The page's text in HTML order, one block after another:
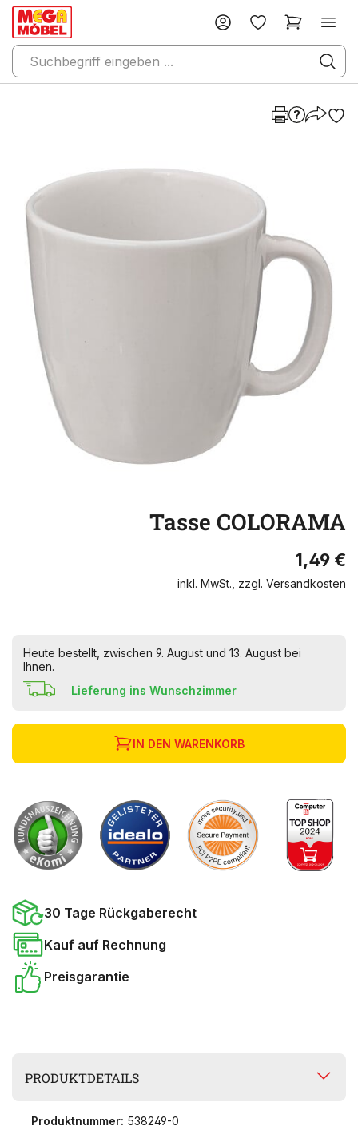
Tasse COLORAMA
1,49 €
inkl. MwSt., zzgl. Versandkosten
Heute bestellt, zwischen 9. August und 13. August bei
Ihnen.
Lieferung ins Wunschzimmer
IN DEN WARENKORB
30 Tage Rückgaberecht
Kauf auf Rechnung
Preisgarantie
PRODUKTDETAILS
Produktnummer: 538249-0